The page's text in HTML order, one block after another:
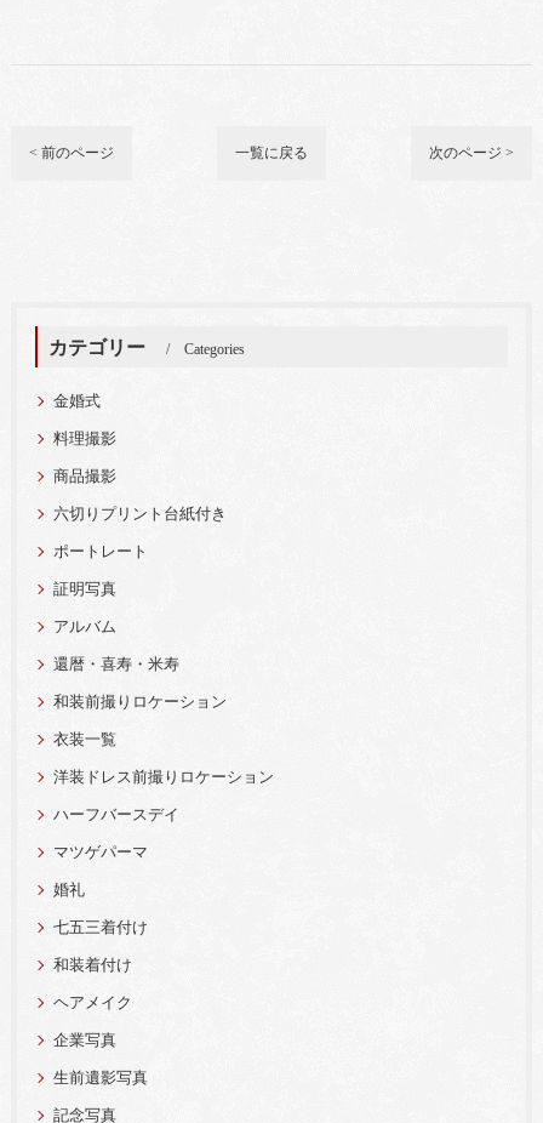
< 前のページ 一覧に戻る 次のページ >
カテゴリー Categories
金婚式
料理撮影
商品撮影
六切りプリント台紙付き
ポートレート
証明写真
アルバム
還暦・喜寿・米寿
和装前撮りロケーション
衣装一覧
洋装ドレス前撮りロケーション
ハーフバースデイ
マツゲパーマ
婚礼
七五三着付け
和装着付け
ヘアメイク
企業写真
生前遺影写真
記念写真